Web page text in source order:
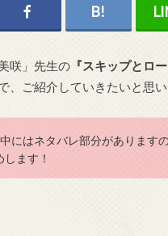
咲」先生の『スキップとロー
、ご紹介していきたいと思い
にはネタバレ部分があります
ます！